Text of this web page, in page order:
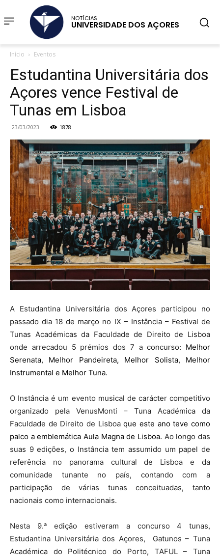
NOTÍCIAS
UNIVERSIDADE DOS AÇORES
Início Eventos
Estudantina Universitária dos
Açores vence Festival de
Tunas em Lisboa
23/03/2023 1878
A Estudantina Universitária dos Açores participou no
passado dia 18 de março no IX – Instância – Festival de
Tunas Académicas da Faculdade de Direito de Lisboa
onde arrecadou 5 prémios dos 7 a concurso: Melhor
Serenata, Melhor Pandeireta, Melhor Solista, Melhor
Instrumental e Melhor Tuna.
O Instância é um evento musical de carácter competitivo
organizado pela VenusMonti – Tuna Académica da
Faculdade de Direito de Lisboaque este ano teve como
palco a emblemática Aula Magna de Lisboa. Ao longo das
suas 9 edições, o Instância tem assumido um papel de
referência no panorama cultural de Lisboa e da
comunidade tunante no país, contando com a
participação de várias tunas conceituadas, tanto
nacionais como internacionais.
Nesta 9.ª edição estiveram a concurso 4 tunas,
Estudantina Universitária dos Açores, Gatunos – Tuna
Académica do Politécnico do Porto, TAFUL – Tuna